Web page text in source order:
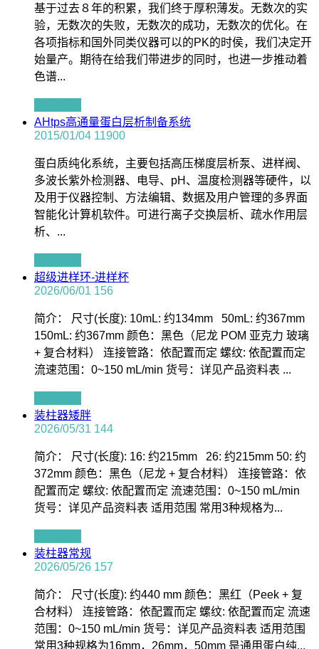
基于过去８年的积累，我们终于厚积薄发。无数次的实
验，无数次的失败，无数次的成功，无数次的优化。在
各项指标和国外同类仪器可以的PK的时侯，我们决定开
始量产。期待在给我们带进步的同时，也进一步推动着
色谱...
AHtps高通量蛋白层析制备系统
2015/01/04 11900
蛋白质纯化系统，主要包括高压梯度层析泵、进样阀、
多波长紫外检测器、电导、pH、温度检测器等硬件，以
及用于仪器控制、方法编辑、数据及用户管理的多界面
智能化计算机软件。可进行离子交换层析、疏水作用层
析、...
超级进样环-进样杯
2026/06/01 156
简介： 尺寸(长度): 10mL: 约134mm 50mL: 约367mm
150mL: 约367mm 颜色：黑色（尼龙 POM 亚克力 玻璃
+ 复合材料） 连接管路：依配置而定 螺纹: 依配置而定
流速范围：0~150 mL/min 货号：详见产品资料表 ...
装柱器矮胖
2026/05/31 144
简介： 尺寸(长度): 16: 约215mm 26: 约215mm 50: 约
372mm 颜色：黑色（尼龙 + 复合材料） 连接管路：依
配置而定 螺纹: 依配置而定 流速范围：0~150 mL/min
货号：详见产品资料表 适用范围 常用3种规格为...
装柱器常规
2026/05/26 157
简介： 尺寸(长度): 约440 mm 颜色：黑红（Peek + 复
合材料） 连接管路：依配置而定 螺纹: 依配置而定 流速
范围：0~150 mL/min 货号：详见产品资料表 适用范围
常用3种规格为16mm，26mm，50mm 是通用蛋白纯...